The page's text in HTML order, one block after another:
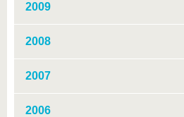
2009
2008
2007
2006